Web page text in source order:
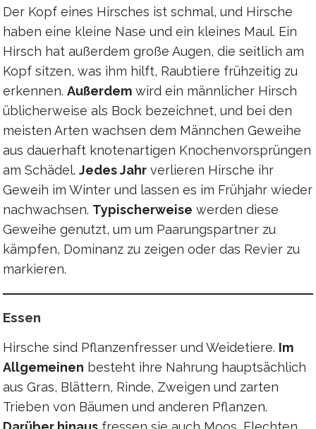
Der Kopf eines Hirsches ist schmal, und Hirsche
haben eine kleine Nase und ein kleines Maul. Ein
Hirsch hat außerdem große Augen, die seitlich am
Kopf sitzen, was ihm hilft, Raubtiere frühzeitig zu
erkennen. Außerdem wird ein männlicher Hirsch
üblicherweise als Bock bezeichnet, und bei den
meisten Arten wachsen dem Männchen Geweihe
aus dauerhaft knotenartigen Knochenvorsprüngen
am Schädel. Jedes Jahr verlieren Hirsche ihr
Geweih im Winter und lassen es im Frühjahr wieder
nachwachsen. Typischerweise werden diese
Geweihe genutzt, um um Paarungspartner zu
kämpfen, Dominanz zu zeigen oder das Revier zu
markieren.
Essen
Hirsche sind Pflanzenfresser und Weidetiere. Im
Allgemeinen besteht ihre Nahrung hauptsächlich
aus Gras, Blättern, Rinde, Zweigen und zarten
Trieben von Bäumen und anderen Pflanzen.